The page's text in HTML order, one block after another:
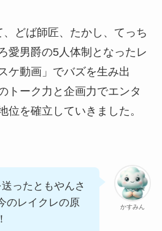
どば師匠、たかし、てっち
愛男爵の5人体制となったレ
ケ動画」でバズを生み出
トーク力と企画力でエンタ
位を確立していきました。
かすみん
ったともやんさ
のレイクレの原